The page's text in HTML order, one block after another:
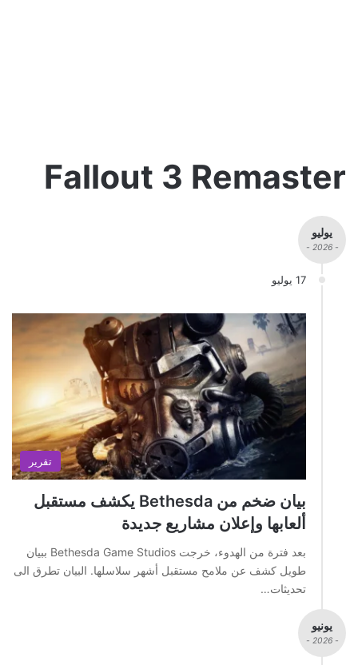
Fallout 3 Remaster
يوليو
- 2026 -
17 يوليو
تقرير
بيان ضخم من Bethesda يكشف مستقبل
ألعابها وإعلان مشاريع جديدة
بعد فترة من الهدوء، خرجت Bethesda Game Studios ببيان
طويل كشف عن ملامح مستقبل أشهر سلاسلها. البيان تطرق الى
تحديثات…
يونيو
- 2026 -